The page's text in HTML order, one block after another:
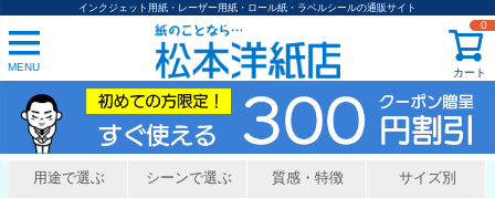
インクジェット用紙・レーザー用紙・ロール紙・ラベルシールの通販サイト
MENU カート
0
用途で選ぶ シーンで選ぶ 質感・特徴 サイズ別